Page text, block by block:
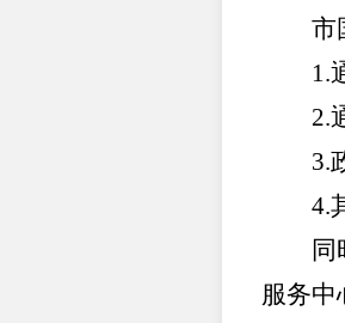
市国
1.通
2.通
3.政
4.其
同时
服务